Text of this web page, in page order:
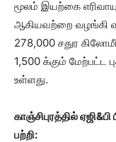
மூலம் இயற்கை
ஆகியவற்றை வழங்கி
278,000 சதுர
1,500 க்கும் மேற்பட்ட
உள்ளது.
காஞ்சிபுரத்தில்
பற்றி: